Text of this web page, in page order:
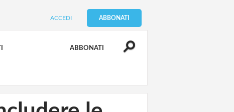
ACCEDI ABBONATI
ABBONATI